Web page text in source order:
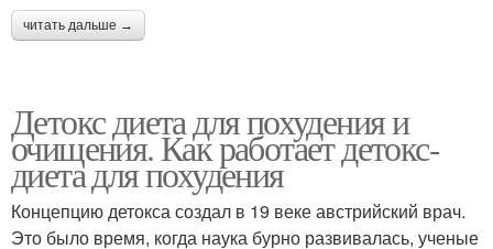
читать дальше →
Детокс диета для похудения и
очищения. Как работает детокс-
диета для похудения
Концепцию детокса создал в 19 веке австрийский врач.
Это было время, когда наука бурно развивалась, ученые